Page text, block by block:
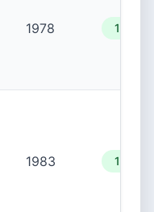
1978
1983